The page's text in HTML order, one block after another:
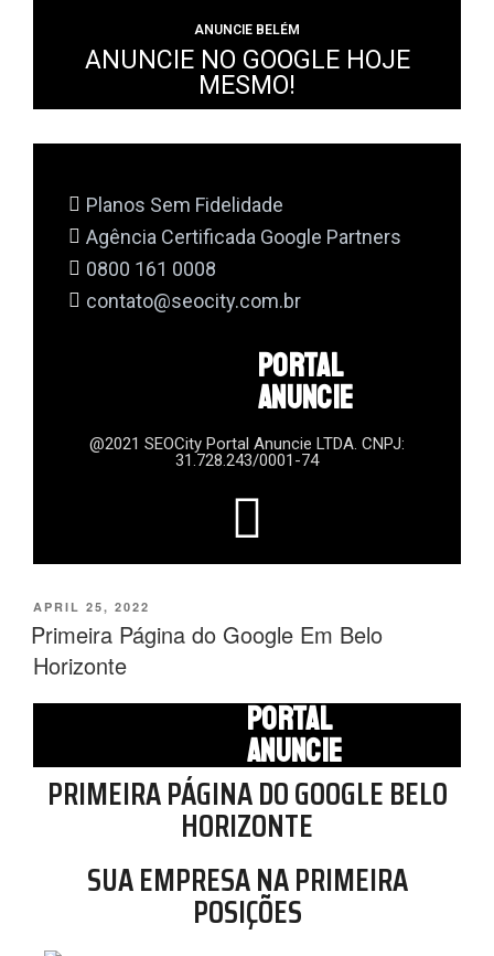
ANUNCIE BELÉM
ANUNCIE NO GOOGLE HOJE
MESMO!
Planos Sem Fidelidade
Agência Certificada Google Partners
0800 161 0008
contato@seocity.com.br
PORTAL
ANUNCIE
@2021 SEOCity Portal Anuncie LTDA. CNPJ:
31.728.243/0001-74
APRIL 25, 2022
Primeira Página do Google Em Belo
Horizonte
PORTAL
ANUNCIE
PRIMEIRA PÁGINA DO GOOGLE BELO
HORIZONTE
SUA EMPRESA NA PRIMEIRA
POSIÇÕES